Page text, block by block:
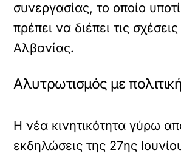
συνεργασίας, το οποίο
πρέπει να διέπει τις
Αλβανίας.
Αλυτρωτισμός με
Η νέα κινητικότητα γύρω
εκδηλώσεις της 27ης